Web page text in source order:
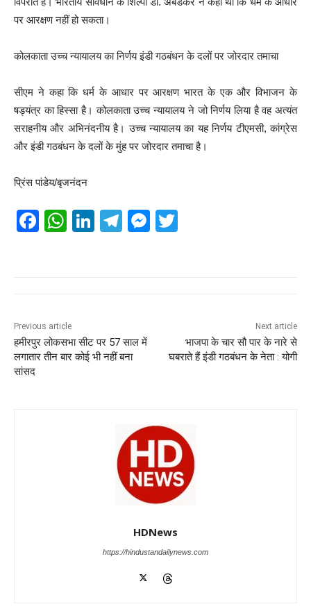
पर आरक्षण नहीं हो सकता।
कोलकाता उच्च न्यायालय का निर्णय इंडी गठबंधन के दलों पर जोरदार तमाचा
सीएम ने कहा कि धर्म के आधार पर आरक्षण भारत के एक और विभाजन के
षड्यंत्र का हिस्सा है। कोलकाता उच्च न्यायालय ने जो निर्णय लिया है वह अत्यंत
सराहनीय और अभिनंदनीय है। उच्च न्यायालय का यह निर्णय टीएमसी, कांग्रेस
और इंडी गठबंधन के दलों के मुंह पर जोरदार तमाचा है।
प्रिंस पांडेय/बृजनंदन
F
o
o
W
p
p
Li
n
T
m
M
er
Previous article
हमीरपुर लोकसभा सीट पर 57 साल में
लगातार तीन बार कोई भी नहीं बना
सांसद
Next article
भाजपा के चार सौ पार के नारे से
घबराते हैं इंडी गठबंधन के नेता : योगी
HDNews
https://hindustandailynews.com